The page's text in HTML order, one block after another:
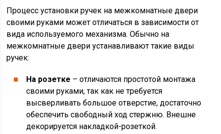
Процесс установки ручек на межкомнатные двери
своими руками может отличаться в зависимости от
вида используемого механизма. Обычно на
межкомнатные двери устанавливают такие виды
ручек:
На розетке – отличаются простотой монтажа
своими руками, так как не требуется
высверливать большое отверстие, достаточно
обеспечить свободный ход стержню. Внешне
декорируется накладкой-розеткой.